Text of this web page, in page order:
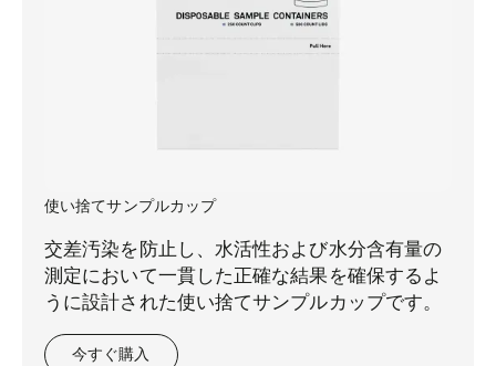
使い捨てサンプルカップ
交差汚染を防止し、水活性および水分含有量の
測定において一貫した正確な結果を確保するよ
うに設計された使い捨てサンプルカップです。
今すぐ購入